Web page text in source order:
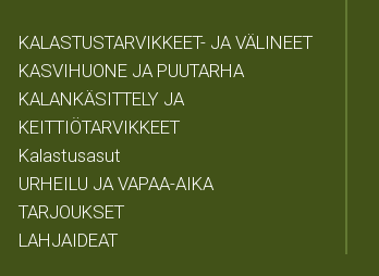
KALASTUSTARVIKKEET- JA VÄLINEET
KASVIHUONE JA PUUTARHA
KALANKÄSITTELY JA
KEITTIÖTARVIKKEET
Kalastusasut
URHEILU JA VAPAA-AIKA
TARJOUKSET
LAHJAIDEAT